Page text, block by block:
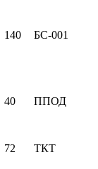
140 БС-001
40 ППОД
72 ТКТ